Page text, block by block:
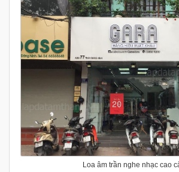
Loa âm trần nghe nhạc cao